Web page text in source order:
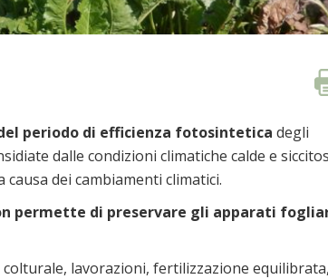
periodo di efficienza fotosintetica degli
dalle condizioni climatiche calde e
dei cambiamenti climatici.
permette di preservare gli apparati
lavorazioni, fertilizzazione